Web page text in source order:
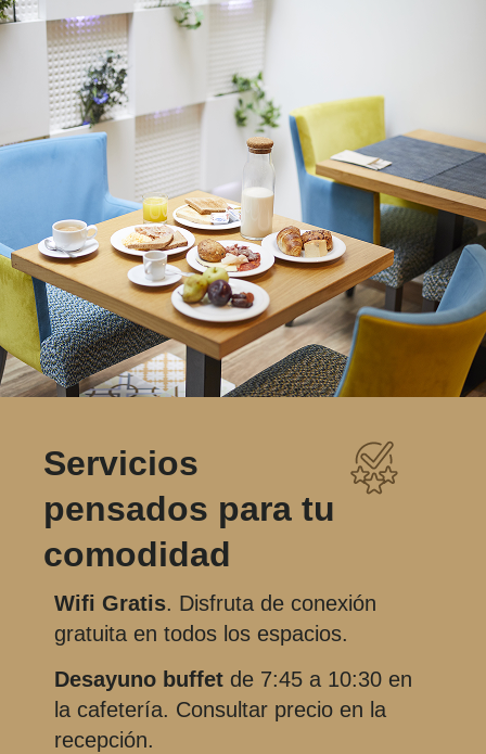
Servicios
pensados para tu
comodidad
Wifi Gratis. Disfruta de conexión
gratuita en todos los espacios.
Desayuno buffet de 7:45 a 10:30 en
la cafetería. Consultar precio en la
recepción.